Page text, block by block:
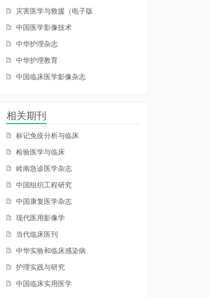
灾害医学与救援（电子版
中国医学影像技术
中华护理杂志
中华护理教育
中国临床医学影像杂志
相关期刊
标记免疫分析与临床
检验医学与临床
岭南急诊医学杂志
中国组织工程研究
中国康复医学杂志
现代医用影像学
当代临床医刊
中华实验和临床感染病
护理实践与研究
中国临床实用医学